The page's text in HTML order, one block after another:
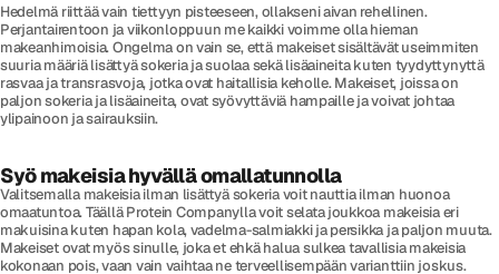
Hedelmä riittää vain tiettyyn pisteeseen, ollakseni aivan rehellinen.
Perjantairentoon ja viikonloppuun me kaikki voimme olla hieman
makeanhimoisia. Ongelma on vain se, että makeiset sisältävät useimmiten
suuria määriä lisättyä sokeria ja suolaa sekä lisäaineita kuten tyydyttynyttä
rasvaa ja transrasvoja, jotka ovat haitallisia keholle. Makeiset, joissa on
paljon sokeria ja lisäaineita, ovat syövyttäviä hampaille ja voivat johtaa
ylipainoon ja sairauksiin.
Syö makeisia hyvällä omallatunnolla
Valitsemalla makeisia ilman lisättyä sokeria voit nauttia ilman huonoa
omaatuntoa. Täällä Protein Companylla voit selata joukkoa makeisia eri
makuisina kuten hapan kola, vadelma-salmiakki ja persikka ja paljon muuta.
Makeiset ovat myös sinulle, joka et ehkä halua sulkea tavallisia makeisia
kokonaan pois, vaan vain vaihtaa ne terveellisempään varianttiin joskus.